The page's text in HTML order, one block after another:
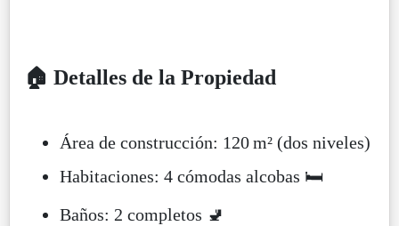
🏠 Detalles de la Propiedad
Área de construcción: 120 m² (dos niveles)
Habitaciones: 4 cómodas alcobas 🛏️
Baños: 2 completos 🚽